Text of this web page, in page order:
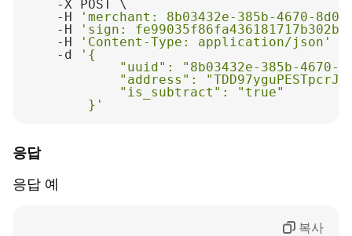
    -H
'merchant: 8b03432e-385b-4670-
    -H
'sign:
    -H
'Content-Type: application/json'
    -d
        }'
응답
응답 예
복사